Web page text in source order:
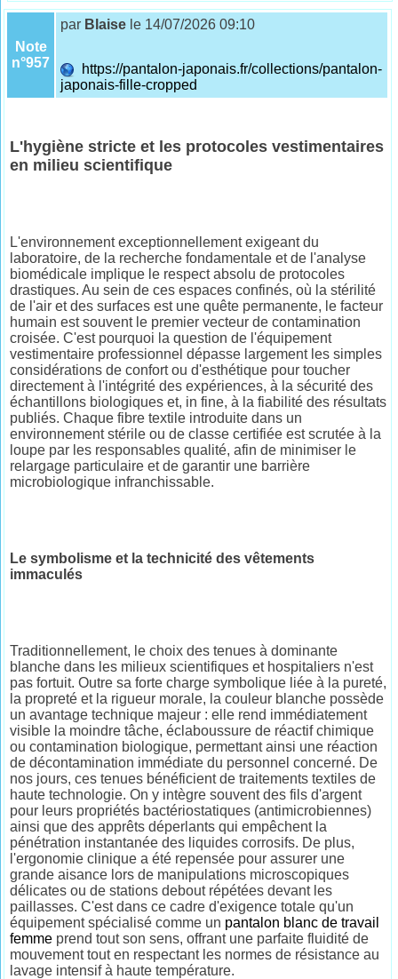
Note
n°957
par Blaise le 14/07/2026 09:10
https://pantalon-japonais.fr/collections/pantalon-
japonais-fille-cropped
L'hygiène stricte et les protocoles vestimentaires
en milieu scientifique
L'environnement exceptionnellement exigeant du
laboratoire, de la recherche fondamentale et de l'analyse
biomédicale implique le respect absolu de protocoles
drastiques. Au sein de ces espaces confinés, où la stérilité
de l'air et des surfaces est une quête permanente, le facteur
humain est souvent le premier vecteur de contamination
croisée. C'est pourquoi la question de l'équipement
vestimentaire professionnel dépasse largement les simples
considérations de confort ou d'esthétique pour toucher
directement à l'intégrité des expériences, à la sécurité des
échantillons biologiques et, in fine, à la fiabilité des résultats
publiés. Chaque fibre textile introduite dans un
environnement stérile ou de classe certifiée est scrutée à la
loupe par les responsables qualité, afin de minimiser le
relargage particulaire et de garantir une barrière
microbiologique infranchissable.
Le symbolisme et la technicité des vêtements
immaculés
Traditionnellement, le choix des tenues à dominante
blanche dans les milieux scientifiques et hospitaliers n'est
pas fortuit. Outre sa forte charge symbolique liée à la pureté,
la propreté et la rigueur morale, la couleur blanche possède
un avantage technique majeur : elle rend immédiatement
visible la moindre tâche, éclaboussure de réactif chimique
ou contamination biologique, permettant ainsi une réaction
de décontamination immédiate du personnel concerné. De
nos jours, ces tenues bénéficient de traitements textiles de
haute technologie. On y intègre souvent des fils d'argent
pour leurs propriétés bactériostatiques (antimicrobiennes)
ainsi que des apprêts déperlants qui empêchent la
pénétration instantanée des liquides corrosifs. De plus,
l'ergonomie clinique a été repensée pour assurer une
grande aisance lors de manipulations microscopiques
délicates ou de stations debout répétées devant les
paillasses. C'est dans ce cadre d'exigence totale qu'un
équipement spécialisé comme un pantalon blanc de travail
femme prend tout son sens, offrant une parfaite fluidité de
mouvement tout en respectant les normes de résistance au
lavage intensif à haute température.